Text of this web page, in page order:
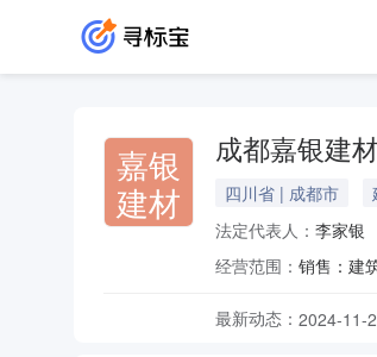
嘉银
建材
成都嘉银建
四川省 | 成都市
法定代表人： 李家银
经营范围：
最新动态： 2024-11-